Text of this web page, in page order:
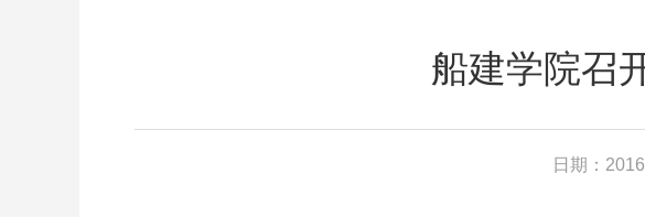
船建学院召
日期：